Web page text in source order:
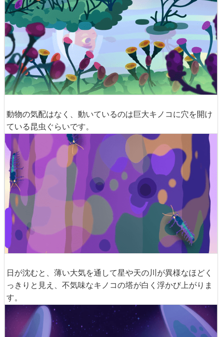
動物の気配はなく、動いているのは巨大キノコに穴を開け
ている昆虫ぐらいです。
日が沈むと、薄い大気を通して星や天の川が異様なほどく
っきりと見え、不気味なキノコの塔が白く浮かび上がりま
す。